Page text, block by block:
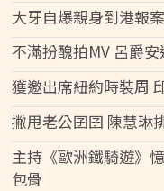
大牙自爆親身到港報
不滿扮醜拍MV 呂爵
獲邀出席紐約時裝周
撇甩老公囝囝 陳慧琳
主持《歐洲鐵騎遊》
包骨